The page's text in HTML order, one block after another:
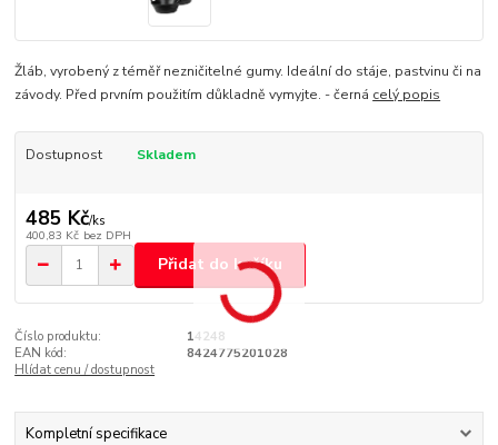
Žláb, vyrobený z téměř nezničitelné gumy. Ideální do stáje, pastvinu či na
závody. Před prvním použitím důkladně vymyjte. - černá celý popis
Dostupnost Skladem
485 Kč/ks
400,83 Kč bez DPH
Přidat do košíku
Číslo produktu:
14248
EAN kód:
8424775201028
Hlídat cenu / dostupnost
Kompletní specifikace